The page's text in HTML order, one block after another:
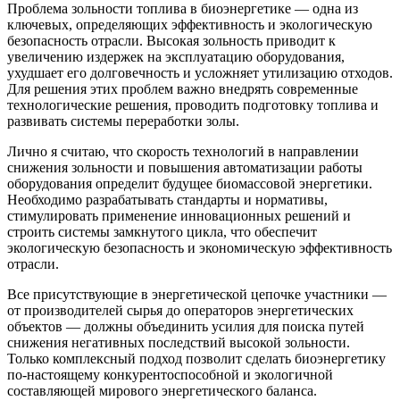
Проблема зольности топлива в биоэнергетике — одна из
ключевых, определяющих эффективность и экологическую
безопасность отрасли. Высокая зольность приводит к
увеличению издержек на эксплуатацию оборудования,
ухудшает его долговечность и усложняет утилизацию отходов.
Для решения этих проблем важно внедрять современные
технологические решения, проводить подготовку топлива и
развивать системы переработки золы.
Лично я считаю, что скорость технологий в направлении
снижения зольности и повышения автоматизации работы
оборудования определит будущее биомассовой энергетики.
Необходимо разрабатывать стандарты и нормативы,
стимулировать применение инновационных решений и
строить системы замкнутого цикла, что обеспечит
экологическую безопасность и экономическую эффективность
отрасли.
Все присутствующие в энергетической цепочке участники —
от производителей сырья до операторов энергетических
объектов — должны объединить усилия для поиска путей
снижения негативных последствий высокой зольности.
Только комплексный подход позволит сделать биоэнергетику
по-настоящему конкурентоспособной и экологичной
составляющей мирового энергетического баланса.